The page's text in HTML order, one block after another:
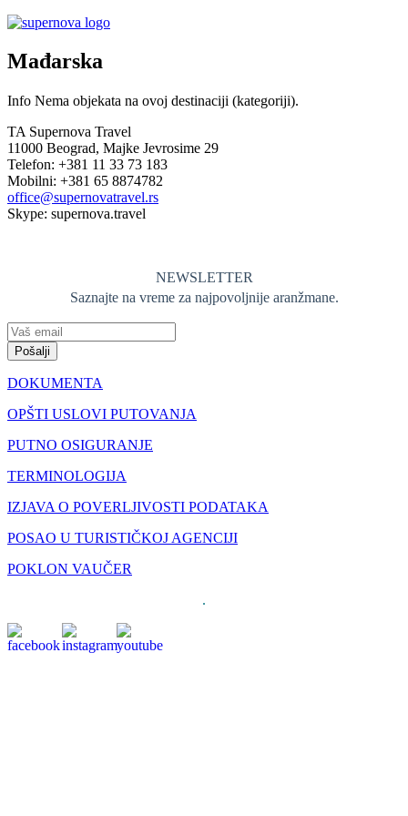
Mađarska
Info Nema objekata na ovoj destinaciji (kategoriji).
TA Supernova Travel
11000 Beograd, Majke Jevrosime 29
Telefon: +381 11 33 73 183
Mobilni: +381 65 8874782
office@supernovatravel.rs
Skype: supernova.travel
NEWSLETTER
Saznajte na vreme za najpovoljnije aranžmane.
Pošalji
DOKUMENTA
OPŠTI USLOVI PUTOVANJA
PUTNO OSIGURANJE
TERMINOLOGIJA
IZJAVA O POVERLJIVOSTI PODATAKA
POSAO U TURISTIČKOJ AGENCIJI
POKLON VAUČER
.